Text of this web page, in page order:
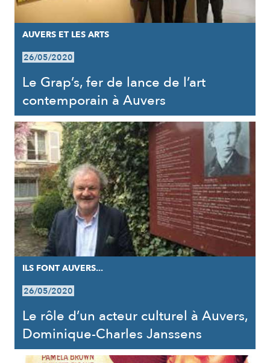
AUVERS ET LES ARTS
26/05/2020
Le Grap’s, fer de lance de l’art
contemporain à Auvers
ILS FONT AUVERS...
26/05/2020
Le rôle d’un acteur culturel à Auvers,
Dominique-Charles Janssens